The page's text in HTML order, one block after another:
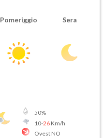
Pomeriggio Sera
50%
10-26Km/h
Ovest NO